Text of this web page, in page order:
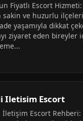
Fiyatlı Escort
sakin ve huzurlu
yaşamıyla dikkat
ziyaret eden bireyler
Iletisim Escort
İletişim Escort